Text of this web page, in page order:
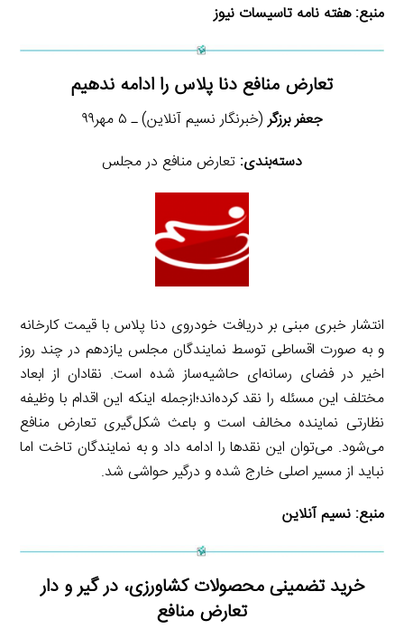
منبع: هفته نامه تاسیسات نیوز
تعارض منافع دنا پلاس را ادامه ندهیم
جعفر برزگر(خبرنگار نسیم آنلاین) ـ ۵ مهر۹۹
دسته‌بندی: تعارض منافع در مجلس
انتشار خبری مبنی بر دریافت خودروی دنا پلاس با قیمت کارخانه
و به صورت اقساطی توسط نمایندگان مجلس یازدهم در چند روز
اخیر در فضای رسانه‌ای حاشیه‌ساز شده است. نقادان از ابعاد
مختلف این مسئله را نقد کرده‌اند؛ازجمله اینکه این اقدام با وظیفه
نظارتی نماینده مخالف است و باعث شکل‌گیری تعارض منافع
می‌شود. می‌توان این نقدها را ادامه داد و به نمایندگان تاخت اما
نباید از مسیر اصلی خارج شده و درگیر حواشی شد.
منبع: نسیم آنلاین
خرید تضمینی محصولات کشاورزی، در گیر و دار
تعارض منافع